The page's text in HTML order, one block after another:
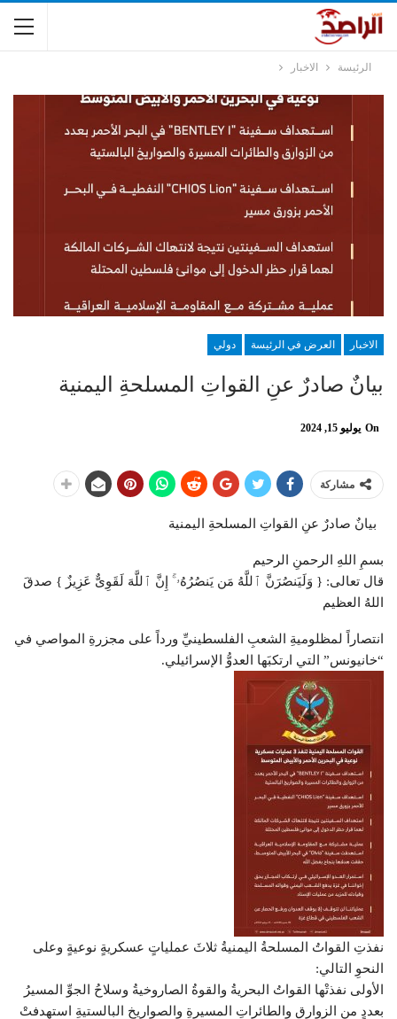
الرئيسة الاخبار
الاخبار العرض في الرئيسة دولي
بيانٌ صادرٌ عنِ القواتِ المسلحةِ اليمنية
On يوليو 15, 2024
مشاركة
بيانٌ صادرٌ عنِ القواتِ المسلحةِ اليمنية
بسمِ اللهِ الرحمنِ الرحيم
قال تعالى: { وَلَیَنصُرَنَّ ٱللَّهُ مَن یَنصُرُهُۥۤۚ إِنَّ ٱللَّهَ لَقَوِیٌّ عَزِیزٌ } صدقَ
اللهُ العظيم
انتصاراً لمظلوميةِ الشعبِ الفلسطينيِّ ورداً على مجزرةِ المواصي في
“خانيونس” التي ارتكبَها العدوُّ الإسرائيلي.
نفذتِ القواتُ المسلحةُ اليمنيةُ ثلاثَ عملياتٍ عسكريةٍ نوعيةٍ وعلى
النحوِ التالي:
الأولى نفذتْها القواتُ البحريةُ والقوةُ الصاروخيةُ وسلاحُ الجوِّ المسيرُ
بعددٍ من الزوارقِ والطائراتِ المسيرةِ والصواريخِ البالستيةِ استهدفتْ